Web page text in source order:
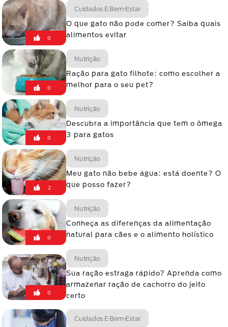
0
Cuidados E Bem-Estar
O que gato não pode comer? Saiba quais
alimentos evitar
0
Nutrição
Ração para gato filhote: como escolher a
melhor para o seu pet?
0
Nutrição
Descubra a importância que tem o ômega
3 para gatos
2
Nutrição
Meu gato não bebe água: está doente? O
que posso fazer?
0
Nutrição
Conheça as diferenças da alimentação
natural para cães e o alimento holístico
0
Nutrição
Sua ração estraga rápido? Aprenda como
armazenar ração de cachorro do jeito
certo
Cuidados E Bem-Estar